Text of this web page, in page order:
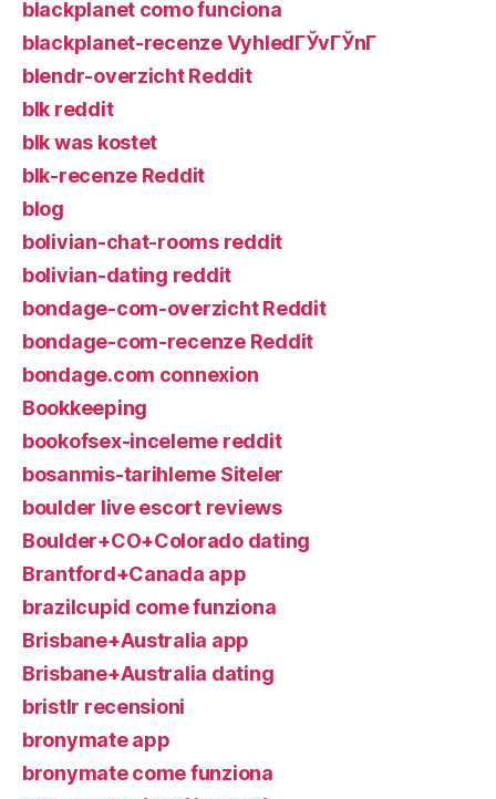
blackplanet como funciona
blackplanet-recenze VyhledГЎvГЎnГ­
blendr-overzicht Reddit
blk reddit
blk was kostet
blk-recenze Reddit
blog
bolivian-chat-rooms reddit
bolivian-dating reddit
bondage-com-overzicht Reddit
bondage-com-recenze Reddit
bondage.com connexion
Bookkeeping
bookofsex-inceleme reddit
bosanmis-tarihleme Siteler
boulder live escort reviews
Boulder+CO+Colorado dating
Brantford+Canada app
brazilcupid come funziona
Brisbane+Australia app
Brisbane+Australia dating
bristlr recensioni
bronymate app
bronymate come funziona